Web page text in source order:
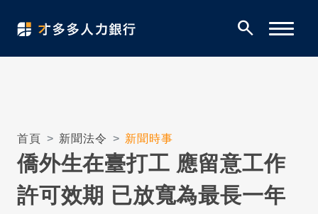
search
首頁 新聞法令 新聞時事
僑外生在臺打工 應留意工作
許可效期 已放寬為最長一年